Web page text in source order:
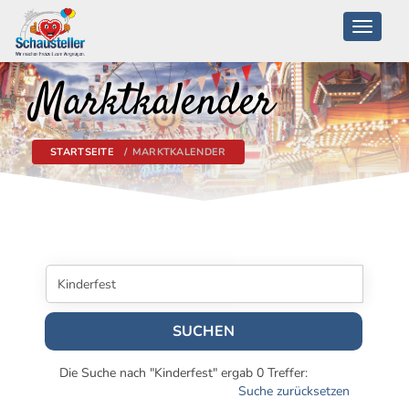
Toggle
Marktkalender
STARTSEITE MARKTKALENDER
SUCHEN
Die Suche nach "Kinderfest" ergab 0 Treffer:
Suche zurücksetzen